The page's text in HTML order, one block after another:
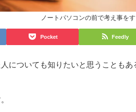
ノートパソコンの前で考え事を
Pocket Feedly
についても知りたいと思うこともあ